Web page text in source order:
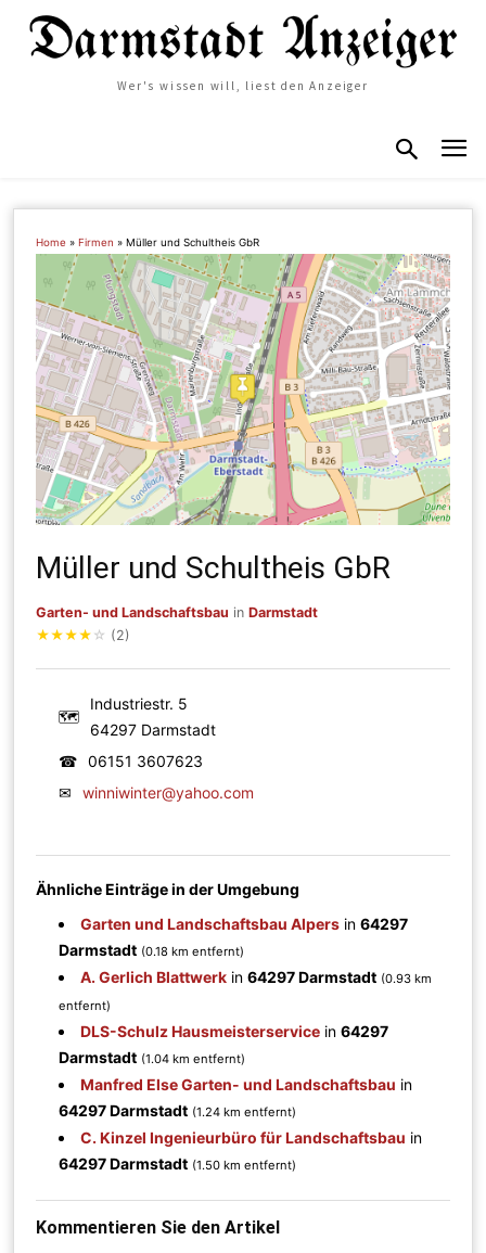
Wer's wissen will, liest den Anzeiger
Home »Firmen »Müller und Schultheis GbR
Müller und Schultheis GbR
Garten- und Landschaftsbau inDarmstadt
★★★★ ☆ (2)
🗺
Industriestr. 5
64297 Darmstadt
☎
06151 3607623
✉
winniwinter@yahoo.com
Ähnliche Einträge in der Umgebung
Garten und Landschaftsbau Alpers in64297
Darmstadt (0.18 km entfernt)
A. Gerlich Blattwerk in64297 Darmstadt (0.93 km
entfernt)
DLS-Schulz Hausmeisterservice in64297
Darmstadt (1.04 km entfernt)
Manfred Else Garten- und Landschaftsbau in
64297 Darmstadt (1.24 km entfernt)
C. Kinzel Ingenieurbüro für Landschaftsbau in
64297 Darmstadt (1.50 km entfernt)
Kommentieren Sie den Artikel